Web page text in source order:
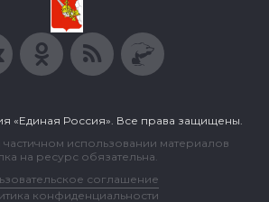
«Единая Россия». Все права защищены.
использовании материалов
на ресурс обязательна.
соглашение
конфиденциальности